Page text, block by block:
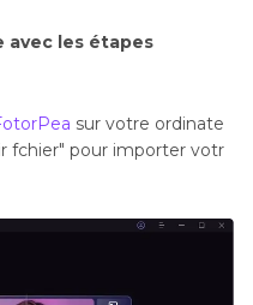
avec les étapes
sur votre ordinate
fchier" pour importer votr